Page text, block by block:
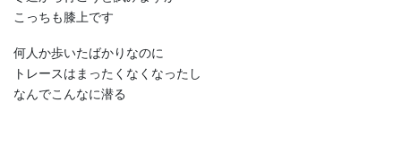
こっちも膝上です
何人か歩いたばかりなのに
トレースはまったくなくなったし
なんでこんなに潜る